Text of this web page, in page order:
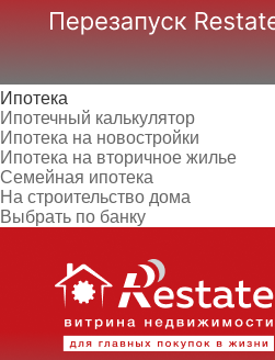
Ипотека
Ипотечный калькулятор
Ипотека на новостройки
Ипотека на вторичное жилье
Семейная ипотека
На строительство дома
Выбрать по банку